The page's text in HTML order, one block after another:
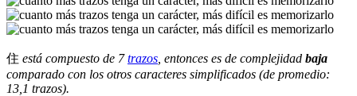
住 está compuesto de 7trazos , entonces es de complejidad baja
comparado con los otros caracteres simplificados (de promedio:
13,1 trazos).